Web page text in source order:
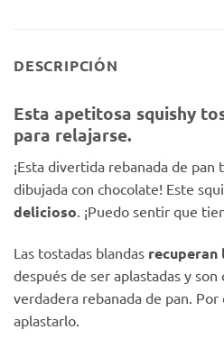
DESCRIPCIÓN
Esta apetitosa squishy
para relajarse.
¡Esta divertida rebanada de
dibujada con chocolate! Este
delicioso . ¡Puedo sentir que
Las tostadas blandas recuperan
después de ser aplastadas y
verdadera rebanada de pan.
aplastarlo.